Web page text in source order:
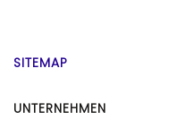
SITEMAP
UNTERNEHMEN